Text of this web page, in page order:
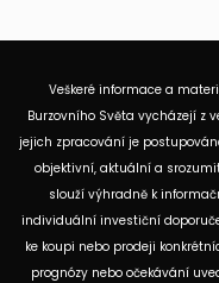
Veškeré informace a
Burzovního Světa vycházejí z
jejich zpracování je
objektivní, aktuální a
slouží výhradně k
individuální investiční
ke koupi nebo prodeji
prognózy nebo očekávání